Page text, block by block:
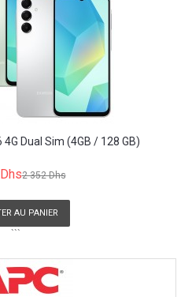
Dual Sim (4GB / 128 GB)
2 352 Dhs
AU PANIER
```